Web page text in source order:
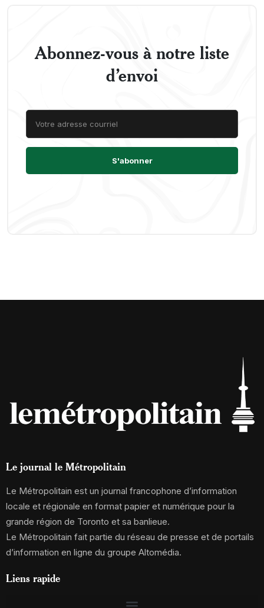
Abonnez-vous à notre liste
d’envoi
Le journal le Métropolitain
Le Métropolitain est un journal francophone d’information
locale et régionale en format papier et numérique pour la
grande région de Toronto et sa banlieue.
Le Métropolitain fait partie du réseau de presse et de portails
d’information en ligne du groupe Altomédia.
Liens rapide